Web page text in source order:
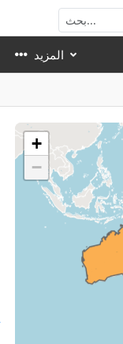
المزيد
+
−